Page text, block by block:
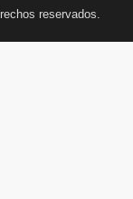
reservados.